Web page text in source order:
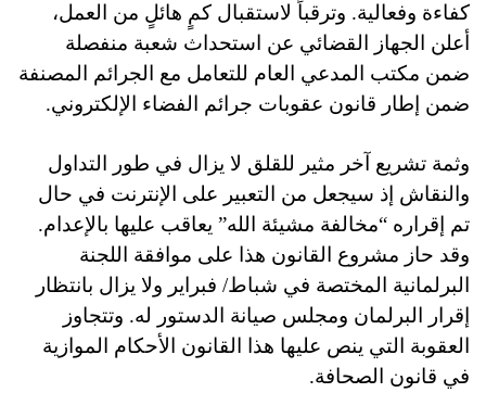
كفاءة وفعالية. وترقباً لاستقبال كمٍ هائلٍ من العمل،
أعلن الجهاز القضائي عن استحداث شعبة منفصلة
ضمن مكتب المدعي العام للتعامل مع الجرائم المصنفة
ضمن إطار قانون عقوبات جرائم الفضاء الإلكتروني.
وثمة تشريع آخر مثير للقلق لا يزال في طور التداول
والنقاش إذ سيجعل من التعبير على الإنترنت في حال
تم إقراره “مخالفة مشيئة
الله” يعاقب عليها بالإعدام.
وقد حاز مشروع القانون هذا على موافقة اللجنة
البرلمانية المختصة في شباط/ فبراير ولا يزال بانتظار
إقرار البرلمان ومجلس صيانة الدستور له. وتتجاوز
العقوبة التي ينص عليها هذا القانون الأحكام الموازية
في قانون الصحافة.